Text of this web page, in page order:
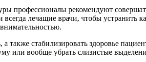
рекомендуют
лечащие врачи, чтобы
стабилизировать здоровье
или вообще убрать слизистые